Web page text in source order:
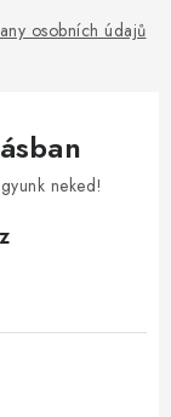
osobních údajů
neked!